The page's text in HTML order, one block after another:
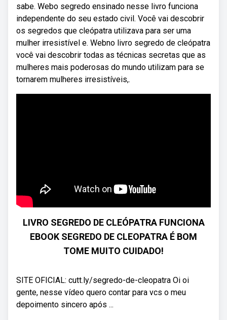
sabe. Webo segredo ensinado nesse livro funciona
independente do seu estado civil. Você vai descobrir
os segredos que cleópatra utilizava para ser uma
mulher irresistível e. Webno livro segredo de cleópatra
você vai descobrir todas as técnicas secretas que as
mulheres mais poderosas do mundo utilizam para se
tornarem mulheres irresistíveis,.
LIVRO SEGREDO DE CLEÓPATRA FUNCIONA
EBOOK SEGREDO DE CLEOPATRA É BOM
TOME MUITO CUIDADO!
SITE OFICIAL: cutt.ly/segredo-de-cleopatra Oi oi
gente, nesse vídeo quero contar para vcs o meu
depoimento sincero após ...